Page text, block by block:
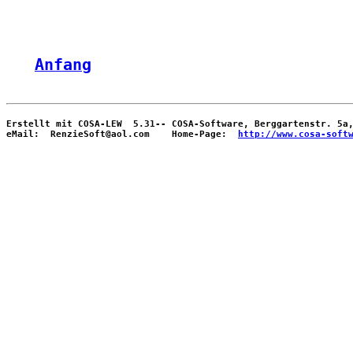
Anfang
Erstellt mit COSA-LEW  5.31-- COSA-Software, Berggartenstr.
eMail:  RenzieSoft@aol.com    Home-Page:
http://www.cosa-